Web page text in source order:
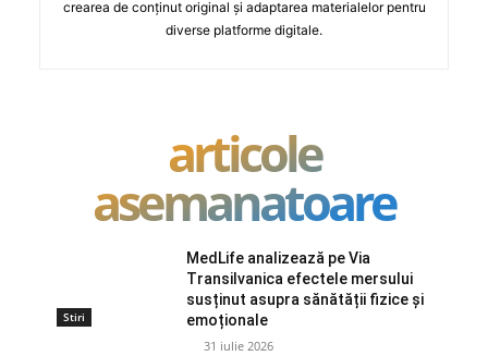
crearea de conținut original și adaptarea materialelor pentru
diverse platforme digitale.
articole
asemanatoare
Stiri
MedLife analizează pe Via
Transilvanica efectele mersului
susținut asupra sănătății fizice și
emoționale
31 iulie 2026